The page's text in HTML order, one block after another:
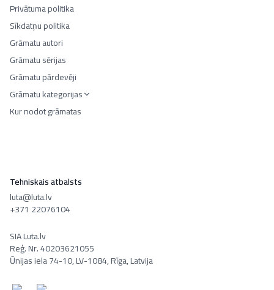
Privātuma politika
Sīkdatņu politika
Grāmatu autori
Grāmatu sērijas
Grāmatu pārdevēji
Grāmatu kategorijas
Kur nodot grāmatas
Tehniskais atbalsts
luta@luta.lv
+371 22076104
SIA Luta.lv
Reģ. Nr. 40203621055
Ūnijas iela 74-10, LV-1084, Rīga, Latvija